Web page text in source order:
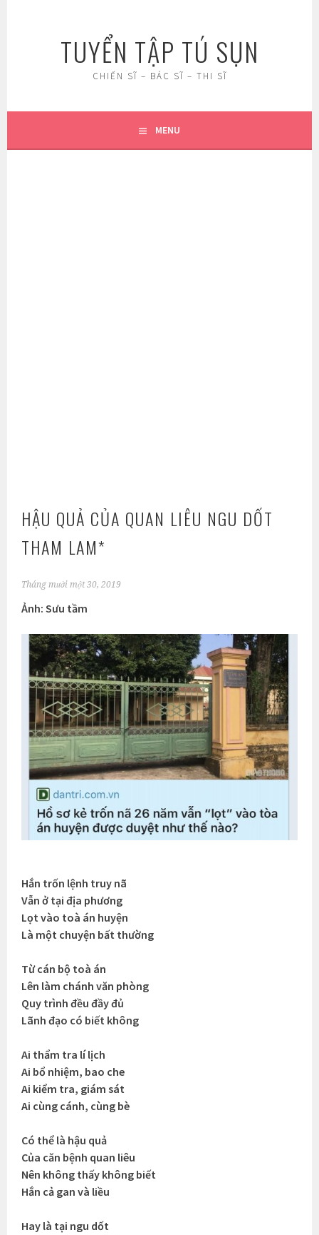
TUYỂN TẬP TÚ SỤN
CHIẾN SĨ – BÁC SĨ – THI SĨ
MENU
HẬU QUẢ CỦA QUAN LIÊU NGU DỐT
THAM LAM*
Tháng mười một 30, 2019
Ảnh: Sưu tầm
Hắn trốn lệnh truy nã
Vẫn ở tại địa phương
Lọt vào toà án huyện
Là một chuyện bất thường
Từ cán bộ toà án
Lên làm chánh văn phòng
Quy trình đều đầy đủ
Lãnh đạo có biết không
Ai thẩm tra lí lịch
Ai bổ nhiệm, bao che
Ai kiểm tra, giám sát
Ai cùng cánh, cùng bè
Có thể là hậu quả
Của căn bệnh quan liêu
Nên không thấy không biết
Hắn cả gan và liều
Hay là tại ngu dốt